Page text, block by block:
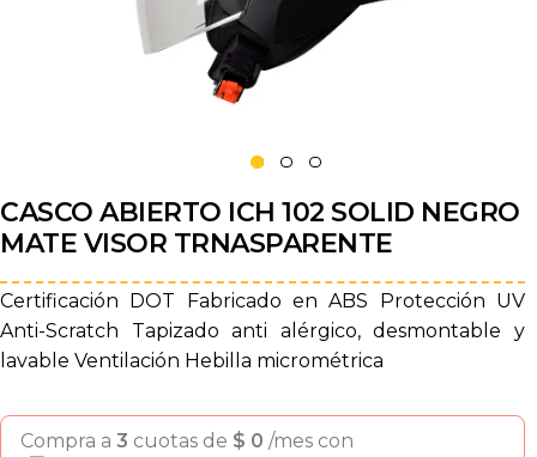
CASCO ABIERTO ICH 102 SOLID NEGRO
MATE VISOR TRNASPARENTE
Certificación DOT Fabricado en ABS Protección UV
Anti-Scratch Tapizado anti alérgico, desmontable y
lavable Ventilación Hebilla micrométrica
Compra a 3 cuotas de $ 0 /mes con